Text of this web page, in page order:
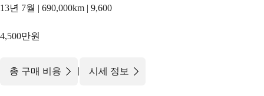
13년 7월 | 690,000km | 9,600
4,500만원
총 구매 비용 | 시세 정보